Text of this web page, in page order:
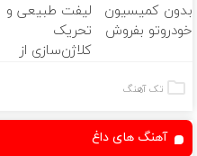
یک تماس
بدون کمیسیون
خودروتو بفروش
لیفت طبیعی و
تحریک
کلاژن‌سازی از
تک آهنگ
آهنگ های داغ